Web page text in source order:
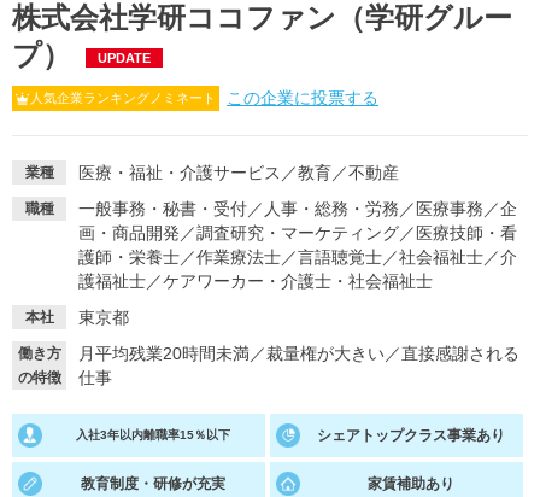
【4年生】
イベントを探す スカウト
就活ノウハウ・サポート
あなたに合う仕事を診断！ 動画で対策講座をチェック
就活ニュースペーパー よくある質問
株式会社学研ココファン（学研グルー
プ）
UPDATE
人気企業ランキングノミネート この企業に投票する
業種 医療・福祉・介護サービス ／教育／不動産
職種 一般事務・秘書・受付／ 人事・総務・労務 ／ 医療事務 ／企
画・商品開発 ／調査研究・マーケティング／ 医療技師・看
護師・栄養士／作業療法士／言語聴覚士／社会福祉士／介
護福祉士／ケアワーカー・介護士・社会福祉士
本社 東京都
働き方
の特徴
月平均残業20時間未満／裁量権が大きい／直接感謝される
仕事
入社3年以内離職率15％以下 シェアトップクラス事業あり
教育制度・研修が充実 家賃補助あり